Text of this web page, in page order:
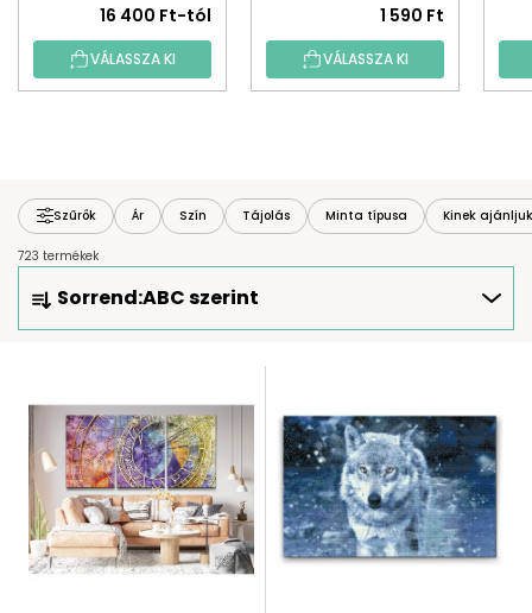
16 400 Ft-tól
VÁLASSZA KI
1 590 Ft
VÁLASSZA KI
Szűrők Ár Szín Tájolás Minta típusa Kinek ajánljuk
723 termékek
R
K
K
N
Sorrend:ABC szerint
R
M
K
K